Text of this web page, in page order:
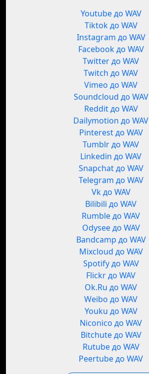
Youtube до WAV
Tiktok до WAV
Instagram до WAV
Facebook до WAV
Twitter до WAV
Twitch до WAV
Vimeo до WAV
Soundcloud до WAV
Reddit до WAV
Dailymotion до WAV
Pinterest до WAV
Tumblr до WAV
Linkedin до WAV
Snapchat до WAV
Telegram до WAV
Vk до WAV
Bilibili до WAV
Rumble до WAV
Odysee до WAV
Bandcamp до WAV
Mixcloud до WAV
Spotify до WAV
Flickr до WAV
Ok.Ru до WAV
Weibo до WAV
Youku до WAV
Niconico до WAV
Bitchute до WAV
Rutube до WAV
Peertube до WAV